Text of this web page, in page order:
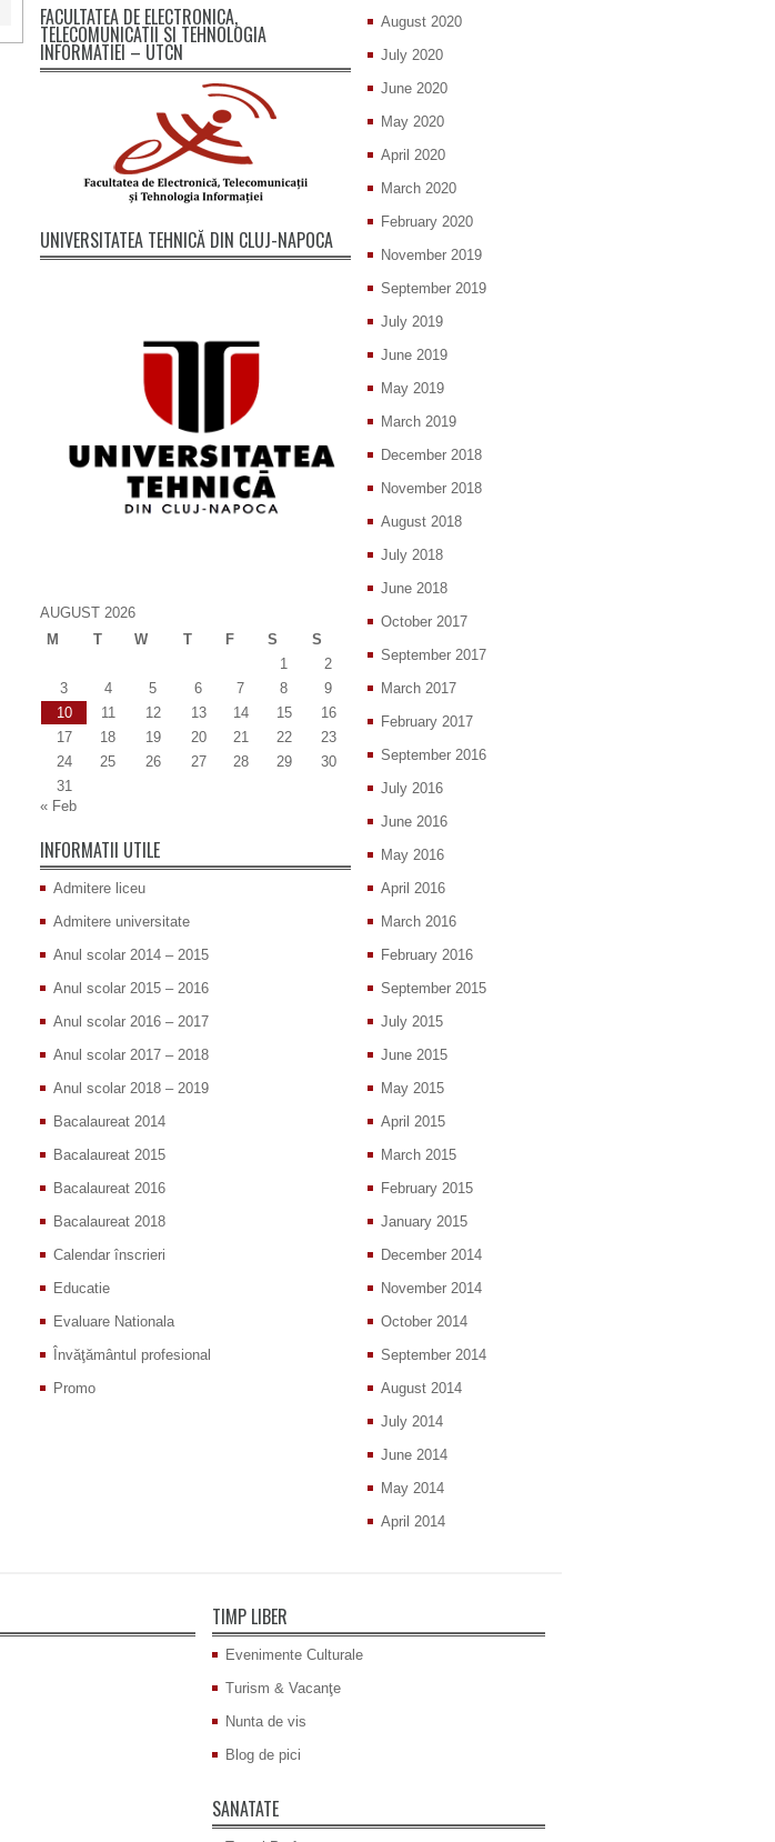
FACULTATEA DE ELECTRONICA,
TELECOMUNICATII SI TEHNOLOGIA
INFORMATIEI – UTCN
UNIVERSITATEA TEHNICĂ DIN CLUJ-NAPOCA
AUGUST 2026
M
T W T F S
S
1
2
3
4 5 6 7 8
9
10
11 12 13 14 15
16
17
18 19 20 21 22
23
24
25 26 27 28 29
30
31
« Feb
INFORMATII UTILE
Admitere liceu
Admitere universitate
Anul scolar 2014 – 2015
Anul scolar 2015 – 2016
Anul scolar 2016 – 2017
Anul scolar 2017 – 2018
Anul scolar 2018 – 2019
Bacalaureat 2014
Bacalaureat 2015
Bacalaureat 2016
Bacalaureat 2018
Calendar înscrieri
Educatie
Evaluare Nationala
Învăţământul profesional
Promo
August 2020
July 2020
June 2020
May 2020
April 2020
March 2020
February 2020
November 2019
September 2019
July 2019
June 2019
May 2019
March 2019
December 2018
November 2018
August 2018
July 2018
June 2018
October 2017
September 2017
March 2017
February 2017
September 2016
July 2016
June 2016
May 2016
April 2016
March 2016
February 2016
September 2015
July 2015
June 2015
May 2015
April 2015
March 2015
February 2015
January 2015
December 2014
November 2014
October 2014
September 2014
August 2014
July 2014
June 2014
May 2014
April 2014
TIMP LIBER
Evenimente Culturale
Turism & Vacanţe
Nunta de vis
Blog de pici
SANATATE